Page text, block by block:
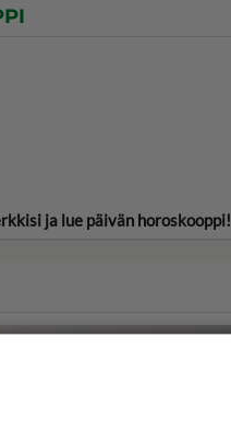
ja lue päivän horoskooppi!